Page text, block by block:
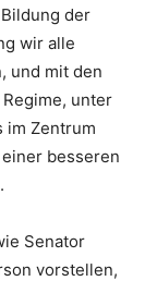
der
wir alle
und mit den
unter
im Zentrum
besseren
Senator
vorstellen,